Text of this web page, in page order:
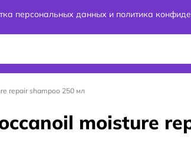
персональных данных и политика
repair shampoo 250 мл
moisture